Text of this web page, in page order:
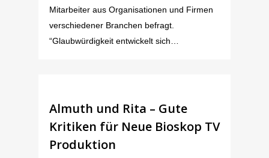
Mitarbeiter aus Organisationen und Firmen
verschiedener Branchen befragt.
“Glaubwürdigkeit entwickelt sich…
Almuth und Rita – Gute
Kritiken für Neue Bioskop TV
Produktion